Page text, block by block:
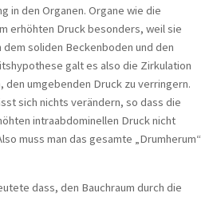
- seit Jahren
Jahren
nach einem
Asthma
in den Organen. Organe wie die
erhöhten Druck besonders, weil sie
soliden Beckenboden und den
galt es also die Zirkulation
umgebenden Druck zu verringern.
sich nichts verändern, so dass die
intraabdominellen Druck nicht
muss man das gesamte „Drumherum“
dass, den Bauchraum durch die